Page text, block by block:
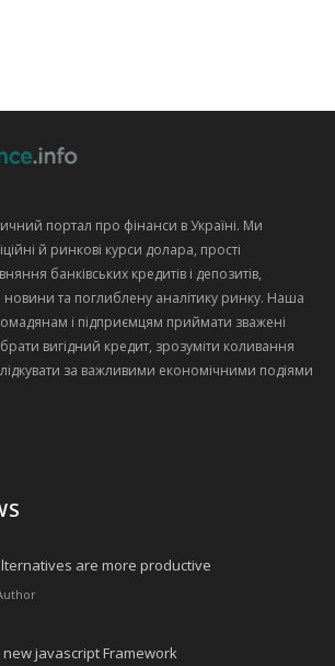
портал про фінанси в Україні. Ми
й ринкові курси долара, прості
банківських кредитів і депозитів,
новини та поглиблену аналітику ринку. Наша
і підприємцям приймати зважені
вигідний кредит, зрозуміти коливання
за важливими економічними подіями
are more productive
new javascript Framework